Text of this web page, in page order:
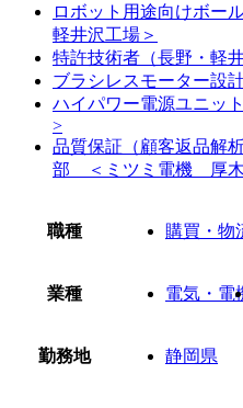
ロボット用途向けボー
軽井沢工場＞
特許技術者（長野・軽井
ブラシレスモーター設
ハイパワー電源ユニッ
>
品質保証（顧客返品解
部 ＜ミツミ電機 厚木
職種 購買・物
業種 電気・電
勤務地 静岡県